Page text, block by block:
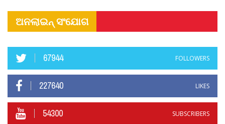
ଅନଲାଇନ୍ ସଂଯୋଗ
67944 FOLLOWERS
227640 LIKES
54300 SUBSCRIBERS